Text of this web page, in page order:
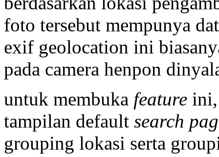
foto tersebut mempunya
exif geolocation ini
pada camera henpon
untuk membuka feature
tampilan default search
grouping lokasi serta